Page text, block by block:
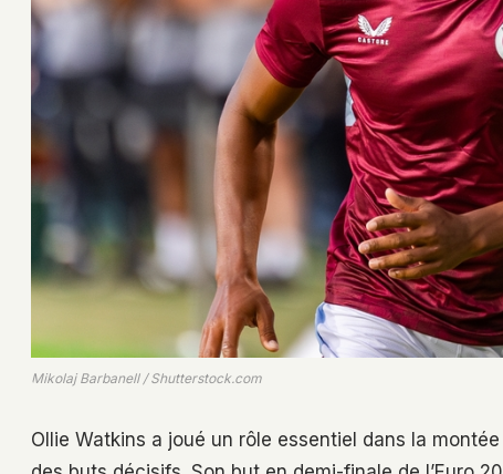
Mikolaj Barbanell / Shutterstock.com
Ollie Watkins a joué un rôle essentiel dans la